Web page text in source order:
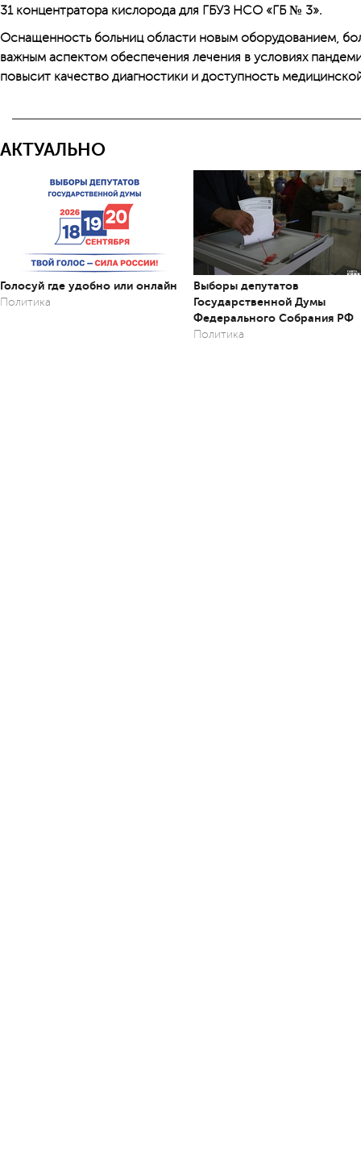
31 концентратора кислорода для ГБУЗ НСО «ГБ № 3».
Оснащенность больниц области новым оборудованием,
важным аспектом обеспечения лечения в условиях
повысит качество диагностики и доступность
АКТУАЛЬНО
Голосуй где удобно или онлайн
Политика
Выборы депутатов
Государственной Думы
Федерального Собрания РФ
Политика